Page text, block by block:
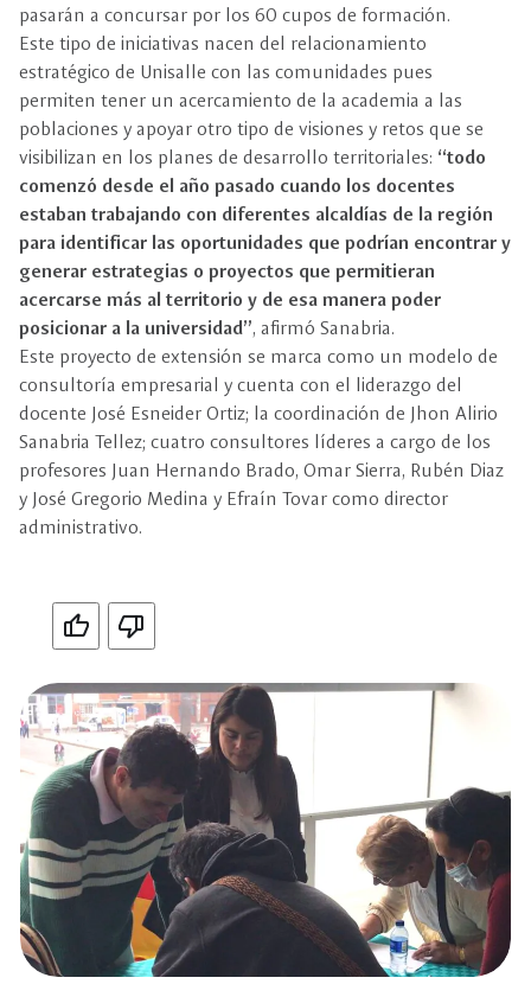
pasarán a concursar por los 60 cupos de formación.
Este tipo de iniciativas nacen del relacionamiento
estratégico de Unisalle con las comunidades pues
permiten tener un acercamiento de la academia a las
poblaciones y apoyar otro tipo de visiones y retos que se
visibilizan en los planes de desarrollo territoriales: “todo
comenzó desde el año pasado cuando los docentes
estaban trabajando con diferentes alcaldías de la región
para identificar las oportunidades que podrían encontrar y
generar estrategias o proyectos que permitieran
acercarse más al territorio y de esa manera poder
posicionar a la universidad”, afirmó Sanabria.
Este proyecto de extensión se marca como un modelo de
consultoría empresarial y cuenta con el liderazgo del
docente José Esneider Ortiz; la coordinación de Jhon Alirio
Sanabria Tellez; cuatro consultores líderes a cargo de los
profesores Juan Hernando Brado, Omar Sierra, Rubén Diaz
y José Gregorio Medina y Efraín Tovar como director
administrativo.
Si No